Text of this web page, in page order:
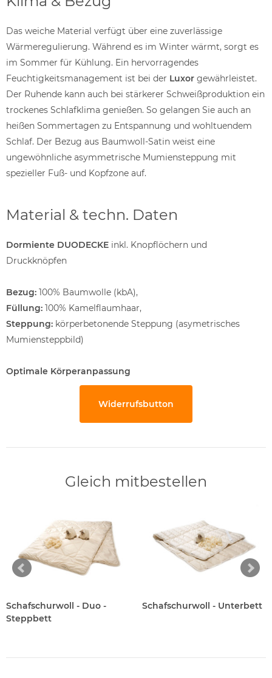
Das weiche Material verfügt über eine zuverlässige
Wärmeregulierung. Während es im Winter wärmt, sorgt es
im Sommer für Kühlung. Ein hervorragendes
Feuchtigkeitsmanagement ist bei der Luxor gewährleistet.
Der Ruhende kann auch bei stärkerer Schweißproduktion ein
trockenes Schlafklima genießen. So gelangen Sie auch an
heißen Sommertagen zu Entspannung und wohltuendem
Schlaf. Der Bezug aus Baumwoll-Satin weist eine
ungewöhnliche asymmetrische Mumiensteppung mit
spezieller Fuß- und Kopfzone auf.
Material & techn. Daten
Dormiente DUODECKE inkl. Knopflöchern und
Druckknöpfen
Bezug: 100% Baumwolle (kbA),
Füllung: 100% Kamelflaumhaar,
Steppung: körperbetonende Steppung (asymetrisches
Mumiensteppbild)
Optimale Körperanpassung
Widerrufsbutton
Gleich mitbestellen
Schafschurwoll - Duo -
Steppbett
Schafschurwoll - Unterbett